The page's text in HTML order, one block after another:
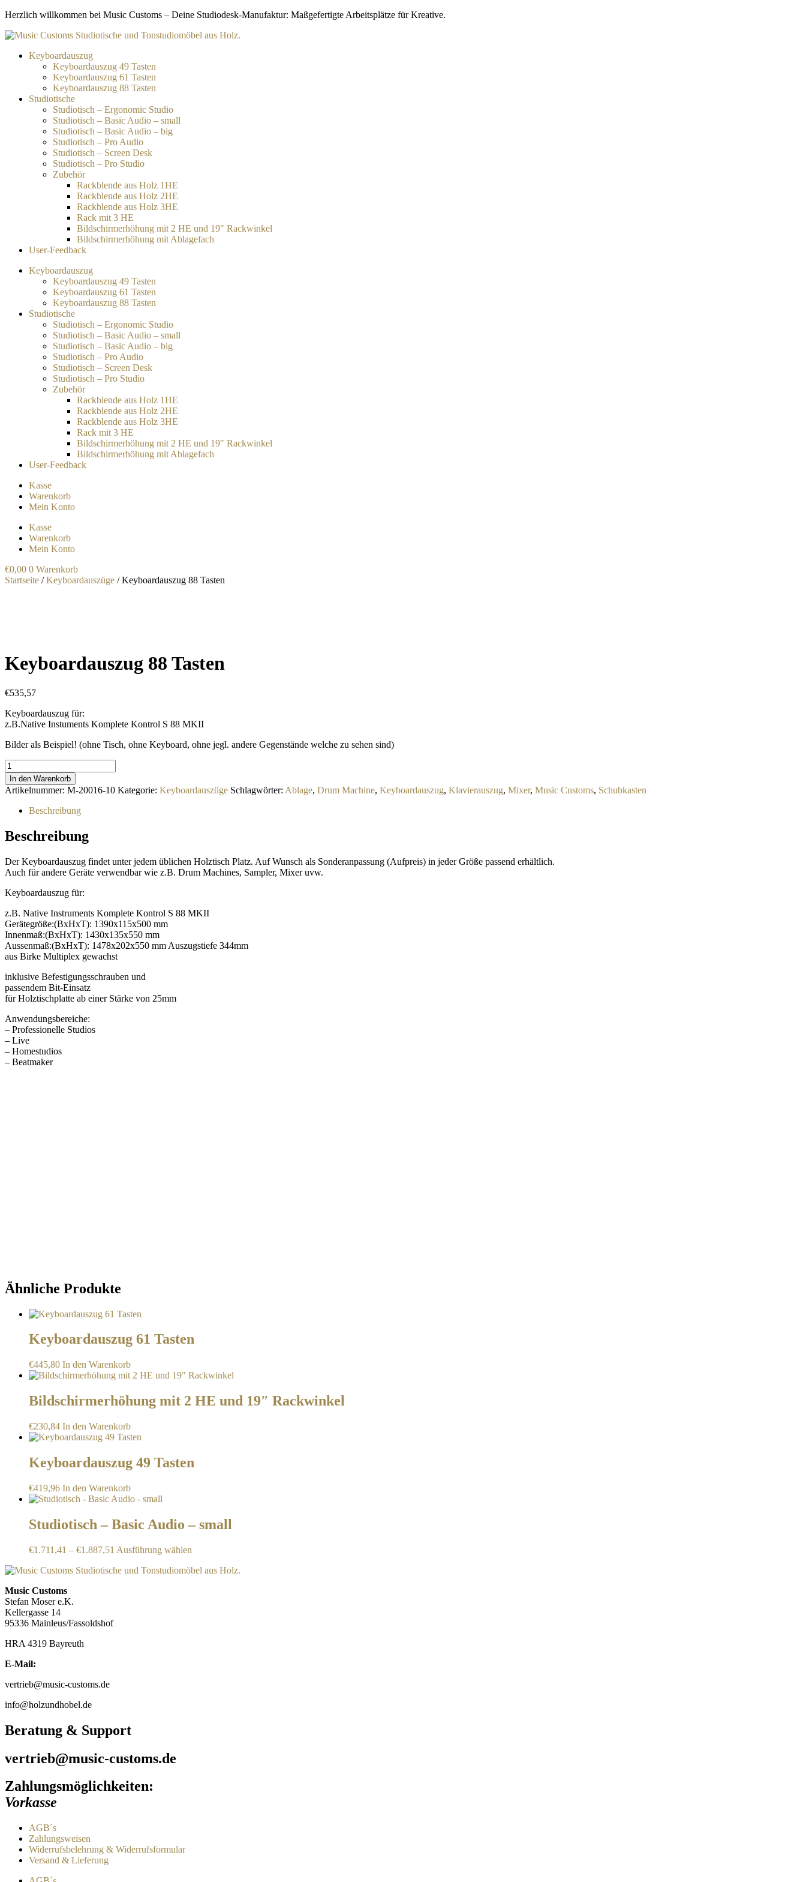
Zum
springen
Herzlich willkommen bei Music Customs – Deine Studiodesk-Manufaktur: Maßgefertigte Arbeitsplätze für Kreative.
Keyboardauszug
Keyboardauszug 49 Tasten
Keyboardauszug 61 Tasten
Keyboardauszug 88 Tasten
Studiotische
Studiotisch – Ergonomic Studio
Studiotisch – Basic Audio – small
Studiotisch – Basic Audio – big
Studiotisch – Pro Audio
Studiotisch – Screen Desk
Studiotisch – Pro Studio
Zubehör
Rackblende aus Holz 1HE
Rackblende aus Holz 2HE
Rackblende aus Holz 3HE
Rack mit 3 HE
Bildschirmerhöhung mit 2 HE und 19″ Rackwinkel
Bildschirmerhöhung mit Ablagefach
User-Feedback
Keyboardauszug
Keyboardauszug 49 Tasten
Keyboardauszug 61 Tasten
Keyboardauszug 88 Tasten
Studiotische
Studiotisch – Ergonomic Studio
Studiotisch – Basic Audio – small
Studiotisch – Basic Audio – big
Studiotisch – Pro Audio
Studiotisch – Screen Desk
Studiotisch – Pro Studio
Zubehör
Rackblende aus Holz 1HE
Rackblende aus Holz 2HE
Rackblende aus Holz 3HE
Rack mit 3 HE
Bildschirmerhöhung mit 2 HE und 19″ Rackwinkel
Bildschirmerhöhung mit Ablagefach
User-Feedback
Kasse
Warenkorb
Mein Konto
Kasse
Warenkorb
Mein Konto
€0,00 0 Warenkorb
Startseite /Keyboardauszüge / Keyboardauszug 88 Tasten
Keyboardauszug 88 Tasten
€535,57
Keyboardauszug für:
z.B.Native Instuments Komplete Kontrol S 88 MKII
Bilder als Beispiel! (ohne Tisch, ohne Keyboard, ohne jegl. andere Gegenstände welche zu sehen sind)
Keyboardauszug
88
Tasten
Menge
In den Warenkorb
Artikelnummer: M-20016-10 Kategorie: Keyboardauszüge Schlagwörter: Ablage, Drum Machine, Keyboardauszug, Klavierauszug, Mixer, Music Customs, Schubkasten
Beschreibung
Beschreibung
Der Keyboardauszug findet unter jedem üblichen Holztisch Platz. Auf Wunsch als Sonderanpassung (Aufpreis) in jeder Größe passend erhältlich.
Auch für andere Geräte verwendbar wie z.B. Drum Machines, Sampler, Mixer uvw.
Keyboardauszug für:
z.B. Native Instruments Komplete Kontrol S 88 MKII
Gerätegröße:(BxHxT): 1390x115x500 mm
Innenmaß:(BxHxT): 1430x135x550 mm
Aussenmaß:(BxHxT): 1478x202x550 mm Auszugstiefe 344mm
aus Birke Multiplex gewachst
inklusive Befestigungsschrauben und
passendem Bit-Einsatz
für Holztischplatte ab einer Stärke von 25mm
Anwendungsbereiche:
– Professionelle Studios
– Live
– Homestudios
– Beatmaker
Ähnliche Produkte
Keyboardauszug 61 Tasten
€445,80 In den Warenkorb
Bildschirmerhöhung mit 2 HE und 19″ Rackwinkel
€230,84 In den Warenkorb
Keyboardauszug 49 Tasten
€419,96 In den Warenkorb
Studiotisch – Basic Audio – small
€1.711,41 – €1.887,51 Ausführung wählen
weist
Music Customs
Stefan Moser e.K.
Kellergasse 14
95336 Mainleus/Fassoldshof
HRA 4319 Bayreuth
E-Mail:
vertrieb@music-customs.de
info@holzundhobel.de
Beratung & Support
vertrieb@music-customs.de
Zahlungsmöglichkeiten:
Vorkasse
AGB´s
Zahlungsweisen
Widerrufsbelehrung & Widerrufsformular
Versand & Lieferung